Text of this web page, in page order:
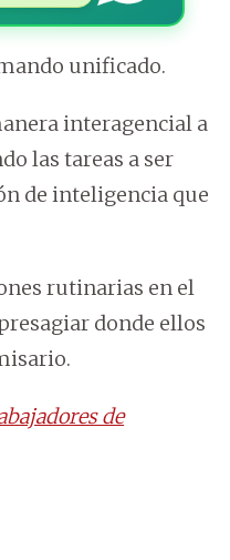
unificado.
interagencial a
las tareas a ser
de inteligencia que
rutinarias en el
donde ellos
de